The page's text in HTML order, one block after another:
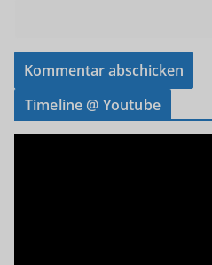
Timeline @ Youtube